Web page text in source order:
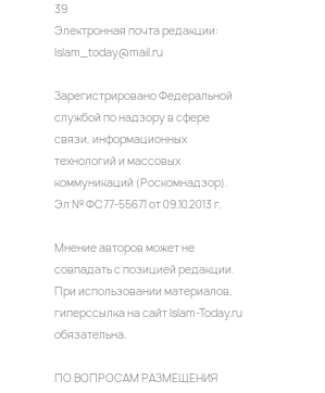
39
Электронная почта редакции:
Islam_today@mail.ru
Зарегистрировано Федеральной
службой по надзору в сфере
связи, информационных
технологий и массовых
коммуникаций (Роскомнадзор).
Эл № ФС77-55671 от 09.10.2013 г.
Мнение авторов может не
совпадать с позицией редакции.
При использовании материалов,
гиперссылка на сайт Islam-Today.ru
обязательна.
ПО ВОПРОСАМ РАЗМЕЩЕНИЯ